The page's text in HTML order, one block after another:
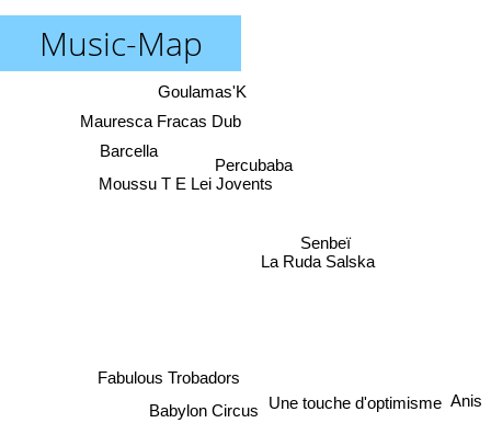
Music-Map
Babylon Circus
Fabulous Trobadors
Moussu T E Lei Jovents
Mauresca Fracas Dub
La Ruda Salska
Percubaba
Une touche d'optimisme
Senbeï
Barcella
Anis
Goulamas'K